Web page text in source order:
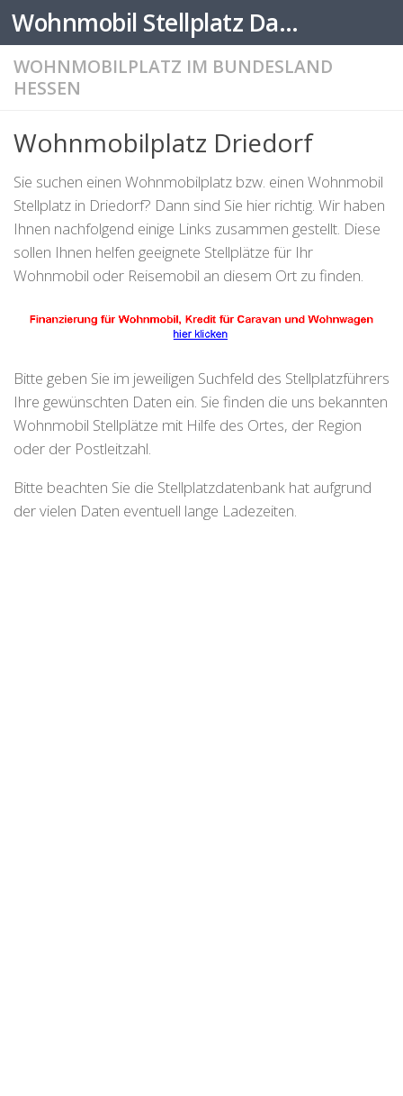
Zum Inhalt springen Wohnmobil Stellplatz Datenbank
WOHNMOBILPLATZ IM BUNDESLAND
HESSEN
Wohnmobilplatz Driedorf
Sie suchen einen Wohnmobilplatz bzw. einen Wohnmobil
Stellplatz in Driedorf? Dann sind Sie hier richtig. Wir haben
Ihnen nachfolgend einige Links zusammen gestellt. Diese
sollen Ihnen helfen geeignete Stellplätze für Ihr
Wohnmobil oder Reisemobil an diesem Ort zu finden.
Bitte geben Sie im jeweiligen Suchfeld des Stellplatzführers
Ihre gewünschten Daten ein. Sie finden die uns bekannten
Wohnmobil Stellplätze mit Hilfe des Ortes, der Region
oder der Postleitzahl.
Bitte beachten Sie die Stellplatzdatenbank hat aufgrund
der vielen Daten eventuell lange Ladezeiten.